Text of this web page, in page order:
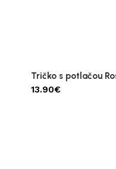
Tričko s potlačou
13.90€